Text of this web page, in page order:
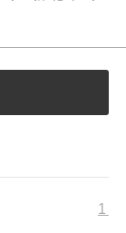
1